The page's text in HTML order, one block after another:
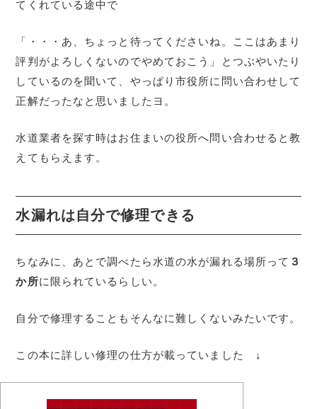
てくれている途中で
「・・・あ、ちょっと待ってくださいね。ここはあまり
評判がよろしくないのでやめておこう」とつぶやいたり
しているのを聞いて、やっぱり市役所に問い合わせして
正解だったなと思いましたヨ。
水道業者を探す時はお住まいの役所へ問い合わせると教
えてもらえます。
水漏れは自分で修理できる
ちなみに、あとで調べたら水道の水が漏れる場所って ３
か所に限られているらしい。
自分で修理することもそんなに難しくないみたいです。
この本に詳しい修理の仕方が載っていました ↓